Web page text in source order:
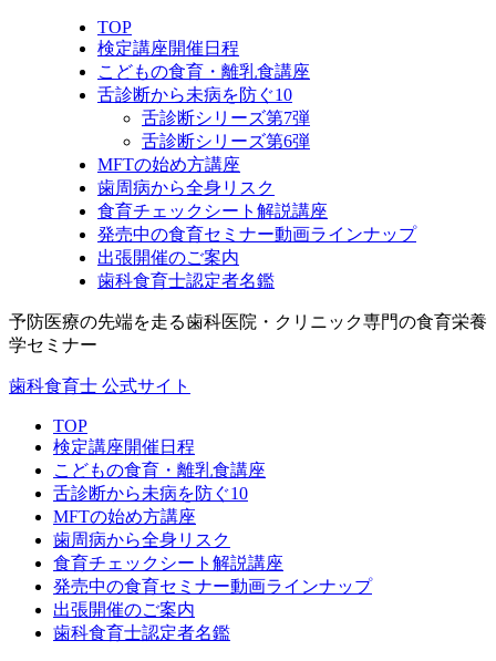
TOP
検定講座開催日程
こどもの食育・離乳食講座
舌診断から未病を防ぐ10
舌診断シリーズ第7弾
舌診断シリーズ第6弾
MFTの始め方講座
歯周病から全身リスク
食育チェックシート解説講座
発売中の食育セミナー動画ラインナップ
出張開催のご案内
歯科食育士認定者名鑑
予防医療の先端を走る歯科医院・クリニック専門の食育栄養
学セミナー
歯科食育士 公式サイト
TOP
検定講座開催日程
こどもの食育・離乳食講座
舌診断から未病を防ぐ10
MFTの始め方講座
歯周病から全身リスク
食育チェックシート解説講座
発売中の食育セミナー動画ラインナップ
出張開催のご案内
歯科食育士認定者名鑑